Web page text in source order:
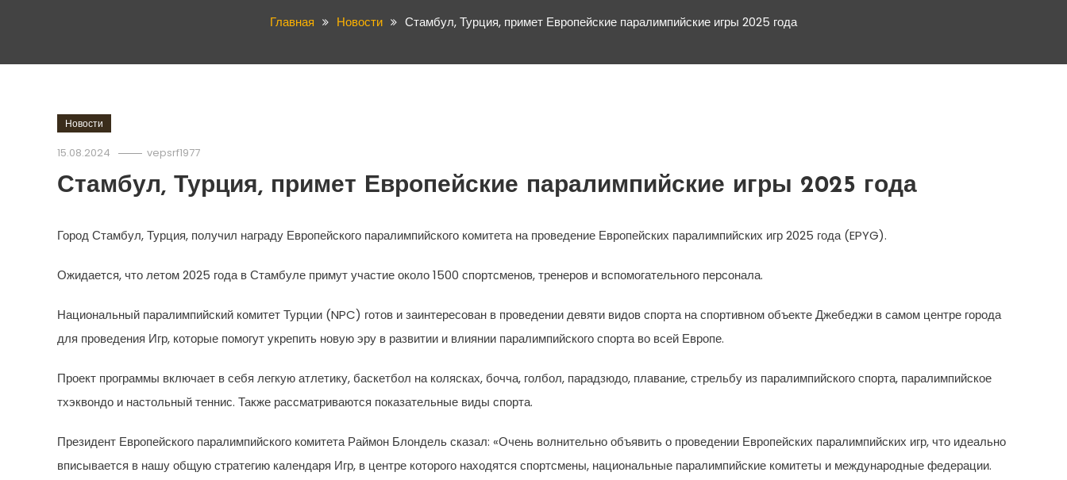
Главная Новости Стамбул, Турция, примет Европейские паралимпийские игры 2025 года
Новости
15.08.2024 vepsrf1977
Стамбул, Турция, примет Европейские паралимпийские игры 2025 года
Город Стамбул, Турция, получил награду Европейского паралимпийского комитета на проведение Европейских паралимпийских игр 2025 года (EPYG).
Ожидается, что летом 2025 года в Стамбуле примут участие около 1500 спортсменов, тренеров и вспомогательного персонала.
Национальный паралимпийский комитет Турции (NPC) готов и заинтересован в проведении девяти видов спорта на спортивном объекте Джебеджи в самом центре города
для проведения Игр, которые помогут укрепить новую эру в развитии и влиянии паралимпийского спорта во всей Европе.
Проект программы включает в себя легкую атлетику, баскетбол на колясках, бочча, голбол, парадзюдо, плавание, стрельбу из паралимпийского спорта, паралимпийское
тхэквондо и настольный теннис. Также рассматриваются показательные виды спорта.
Президент Европейского паралимпийского комитета Раймон Блондель сказал: «Очень волнительно объявить о проведении Европейских паралимпийских игр, что идеально
вписывается в нашу общую стратегию календаря Игр, в центре которого находятся спортсмены, национальные паралимпийские комитеты и международные федерации.